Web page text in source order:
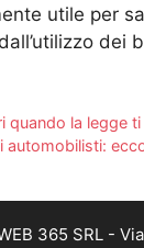
utile per
dei
la legge ti
automobilisti:
365 SRL -